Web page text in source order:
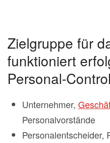
Zielgruppe für
funktioniert
Personal-
Unternehmer,
Personalvorstände
Personalentscheider,